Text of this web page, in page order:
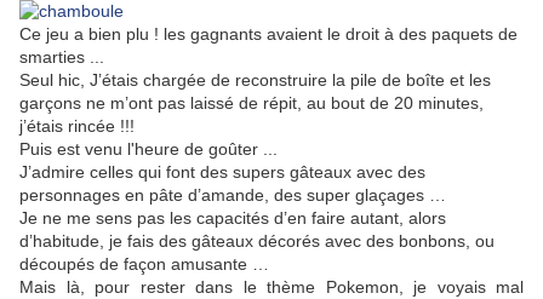
Ce jeu a bien plu ! les gagnants avaient le droit à des paquets de
smarties ...
Seul hic, J’étais chargée de reconstruire la pile de boîte et les
garçons ne m’ont pas laissé de répit, au bout de 20 minutes,
j’étais rincée !!!
Puis est venu l'heure de goûter ...
J’admire celles qui font des supers gâteaux avec des
personnages en pâte d’amande, des super glaçages …
Je ne me sens pas les capacités d’en faire autant, alors
d’habitude, je fais des gâteaux décorés avec des bonbons, ou
découpés de façon amusante …
Mais là, pour rester dans le thème Pokemon, je voyais mal